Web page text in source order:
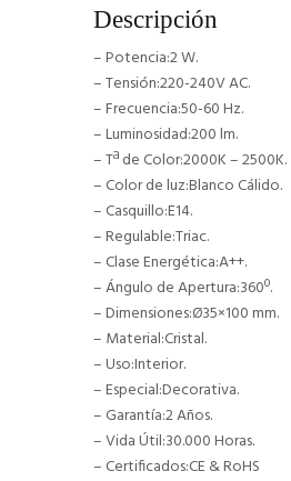
Descripción
– Potencia:2 W.
– Tensión:220-240V AC.
– Frecuencia:50-60 Hz.
– Luminosidad:200 lm.
– Tª de Color:2000K – 2500K.
– Color de luz:Blanco Cálido.
– Casquillo:E14.
– Regulable:Triac.
– Clase Energética:A++.
– Ángulo de Apertura:360º.
– Dimensiones:Ø35×100 mm.
– Material:Cristal.
– Uso:Interior.
– Especial:Decorativa.
– Garantía:2 Años.
– Vida Útil:30.000 Horas.
– Certificados:CE & RoHS